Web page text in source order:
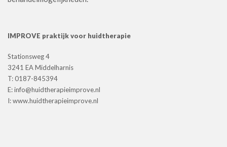
IMPROVE praktijk voor huidtherapie
Stationsweg 4
3241 EA Middelharnis
T: 0187-845394
E: info@huidtherapieimprove.nl
I: www.huidtherapieimprove.nl